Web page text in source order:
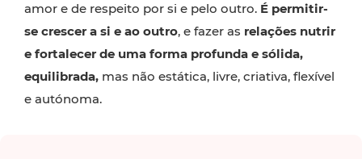
amor e de respeito por si e pelo outro. É permitir-
se crescer a si e ao outro, e fazer as relações nutrir
e fortalecer de uma forma profunda e sólida,
equilibrada, mas não estática, livre, criativa, flexível
e autónoma.